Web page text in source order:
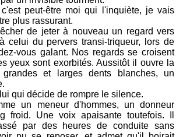
peut-être moi qui l'inquiète, je vais
plus rassurant.
de jeter à nouveau un regard vers
celui du pervers transi-triqueur, lors de
vous galant. Nos regards se croisent
yeux sont exorbités. Aussitôt il ouvre la
et larges dents blanches, un
qui décide de rompre le silence.
un meneur d'hommes, un donneur
froid. Une voix apaisante toutefois. Il
par des heures de conduite sans